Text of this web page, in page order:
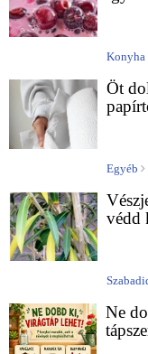
Konyha
Öt
Egyéb
védd
Ne